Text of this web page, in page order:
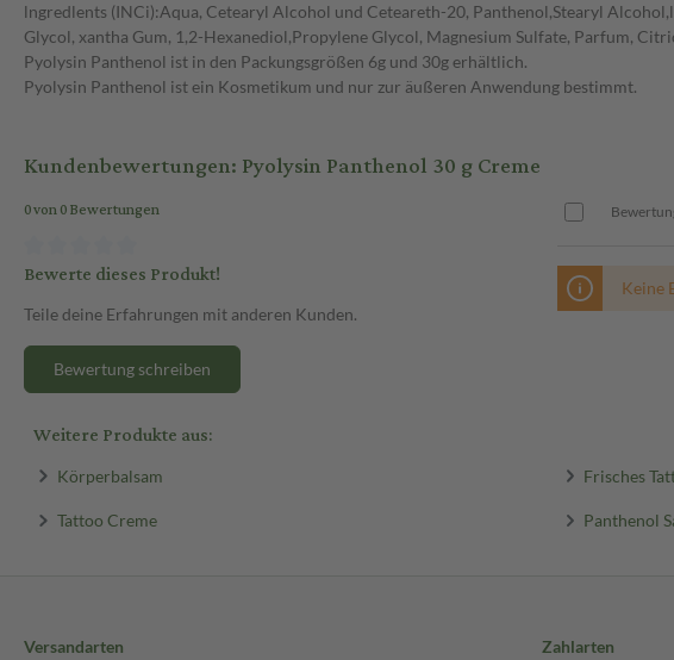
lngredlents (INCi):Aqua, Cetearyl Alcohol und Ceteareth-20, Panthenol,Stearyl
Glycol, xantha Gum, 1,2-Hexanediol,Propylene Glycol, Magnesium Sulfate, Parfum,
Pyolysin Panthenol ist in den Packungsgrößen 6g und 30g erhältlich.
Pyolysin Panthenol ist ein Kosmetikum und nur zur äußeren Anwendung bestimmt.
Kundenbewertungen: Pyolysin Panthenol 30 g Creme
0 von 0 Bewertungen
Bewerte dieses Produkt!
Teile deine Erfahrungen mit anderen Kunden.
Bewertung schreiben
Keine
Weitere Produkte aus:
Körperbalsam Frisches
Tattoo Creme Panthenol
Versandarten
Zahlarten